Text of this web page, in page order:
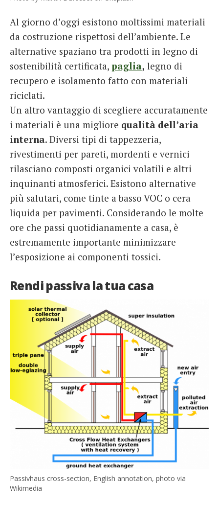
Al giorno d’oggi esistono moltissimi materiali
da costruzione rispettosi dell’ambiente. Le
alternative spaziano tra prodotti in legno di
sostenibilità certificata, paglia, legno di
recupero e isolamento fatto con materiali
riciclati.
Un altro vantaggio di scegliere accuratamente
i materiali è una migliore qualità dell’aria
interna. Diversi tipi di tappezzeria,
rivestimenti per pareti, mordenti e vernici
rilasciano composti organici volatili e altri
inquinanti atmosferici. Esistono alternative
più salutari, come tinte a basso VOC o cera
liquida per pavimenti. Considerando le molte
ore che passi quotidianamente a casa, è
estremamente importante minimizzare
l’esposizione ai componenti tossici.
Rendi passiva la tua casa
Passivhaus cross-section, English annotation, photo via
Wikimedia